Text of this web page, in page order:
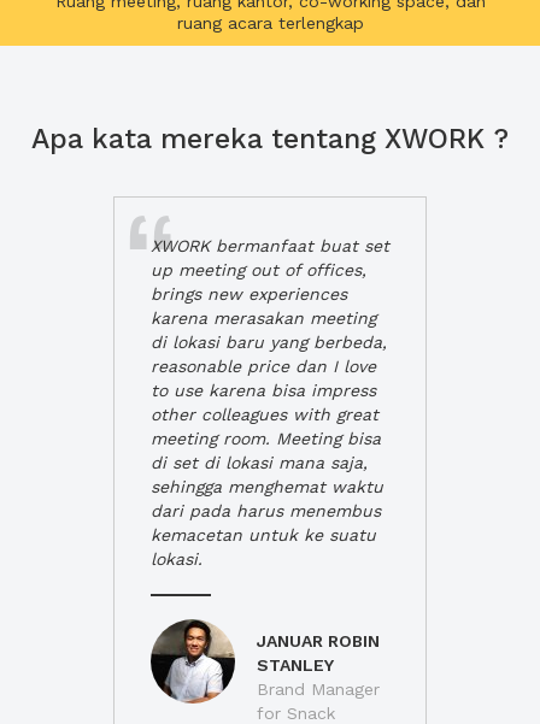
ruang acara terlengkap
Apa kata mereka tentang XWORK ?
XWORK bermanfaat buat set
up meeting out of offices,
brings new experiences
karena merasakan meeting
di lokasi baru yang berbeda,
reasonable price dan I love
to use karena bisa impress
other colleagues with great
meeting room. Meeting bisa
di set di lokasi mana saja,
sehingga menghemat waktu
dari pada harus menembus
kemacetan untuk ke suatu
lokasi.
JANUAR ROBIN
STANLEY
Brand Manager
for Snack